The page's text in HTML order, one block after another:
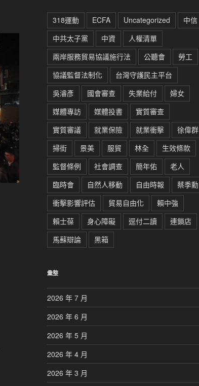
318運動 ECFA Uncategorized
中信
中共太子黨
中資
人權清單
兩岸服務貿易協議施行法
公聽會
勞工
協議監督法制化
台灣守護民主平台
吳濬彥
國會審查 失業給付
婦女
媒體專訪
媒體投書
實質審查
實質審議
就業保險 就業衝擊
徐偉群
掃街
景美 服貿 林全
生效條款
監督條例
社會調查 簡年佑
老人
臨時會
自然人移動 自由時報
蔡季勳
衝擊影響評估
貿易自由化
賴中強
賴士葆
身心障礙 逕付二讀
連鎖店
馬蘇辯論
黑箱
彙整
2026 年 7 月
2026 年 6 月
2026 年 5 月
2026 年 4 月
2026 年 3 月